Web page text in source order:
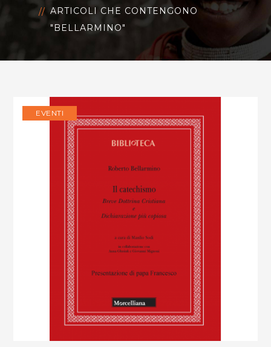
ARTICOLI CHE CONTENGONO
"BELLARMINO"
EVENTI